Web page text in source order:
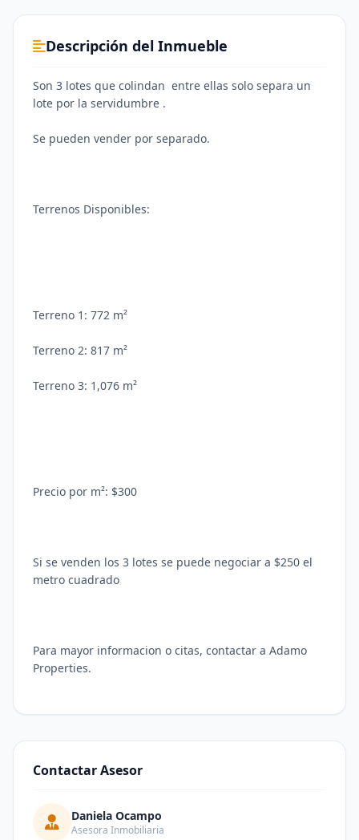
Descripción del Inmueble
Son 3 lotes que colindan entre ellas solo separa un
lote por la servidumbre .
Se pueden vender por separado.
Terrenos Disponibles:
Terreno 1: 772 m²
Terreno 2: 817 m²
Terreno 3: 1,076 m²
Precio por m²: $300
Si se venden los 3 lotes se puede negociar a $250 el
metro cuadrado
Para mayor informacion o citas, contactar a Adamo
Properties.
Contactar Asesor
Daniela Ocampo
Asesora Inmobiliaria